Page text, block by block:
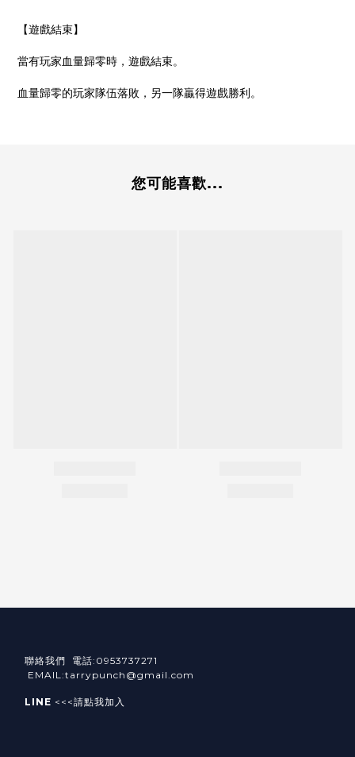
【遊戲結束】
當有玩家血量歸零時，遊戲結束。
血量歸零的玩家隊伍落敗，另一隊贏得遊戲勝利。
您可能喜歡...
聯絡我們 電話:0953737271
EMAIL:tarrypunch@gmail.com
LINE <<<請點我加入